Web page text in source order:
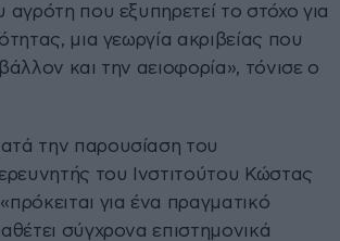
αγρότη που εξυπηρετεί το στόχο για
μια γεωργία ακριβείας που
και την αειοφορία», τόνισε ο
την παρουσίαση του
του Ινστιτούτου Κώστας
για ένα πραγματικό
σύγχρονα επιστημονικά